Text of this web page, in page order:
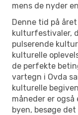
mens de nyder
Denne tid på
kulturfestivaler,
pulserende
kulturelle
de perfekte
vartegn i Ovda
kulturelle
måneder er
byen, besøge